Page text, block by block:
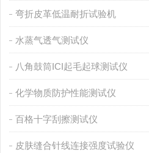
弯折皮革低温耐折试验机
水蒸气透气测试仪
八角鼓筒ICI起毛起球测试仪
化学物质防护性能测试仪
百格十字刮擦测试仪
皮肤缝合针线连接强度试验仪